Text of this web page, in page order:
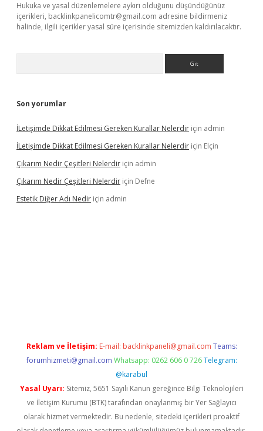
Hukuka ve yasal düzenlemelere aykırı olduğunu düşündüğünüz
içerikleri, backlinkpanelicomtr@gmail.com adresine bildirmeniz
halinde, ilgili içerikler yasal süre içerisinde sitemizden kaldırılacaktır.
Son yorumlar
İLetişimde Dikkat Edilmesi Gereken Kurallar Nelerdir için admin
İLetişimde Dikkat Edilmesi Gereken Kurallar Nelerdir için Elçin
Çıkarım Nedir Çeşitleri Nelerdir için admin
Çıkarım Nedir Çeşitleri Nelerdir için Defne
Estetik Diğer Adı Nedir için admin
Reklam ve İletişim: E-mail: backlinkpaneli@gmail.com Teams:
forumhizmeti@gmail.com Whatsapp: 0262 606 0 726 Telegram:
@karabul
Yasal Uyarı: Sitemiz, 5651 Sayılı Kanun gereğince Bilgi Teknolojileri
ve İletişim Kurumu (BTK) tarafından onaylanmış bir Yer Sağlayıcı
olarak hizmet vermektedir. Bu nedenle, sitedeki içerikleri proaktif